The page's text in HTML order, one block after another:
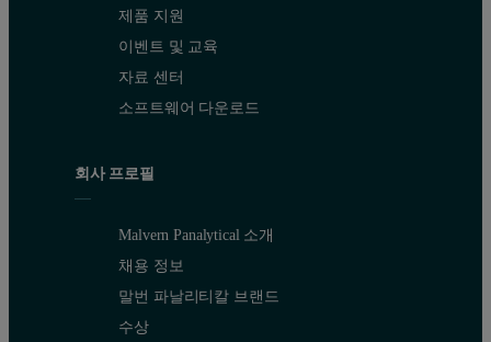
제품 지원
이벤트 및 교육
자료 센터
소프트웨어 다운로드
회사 프로필
Malvern Panalytical 소개
채용 정보
말번 파날리티칼 브랜드
수상